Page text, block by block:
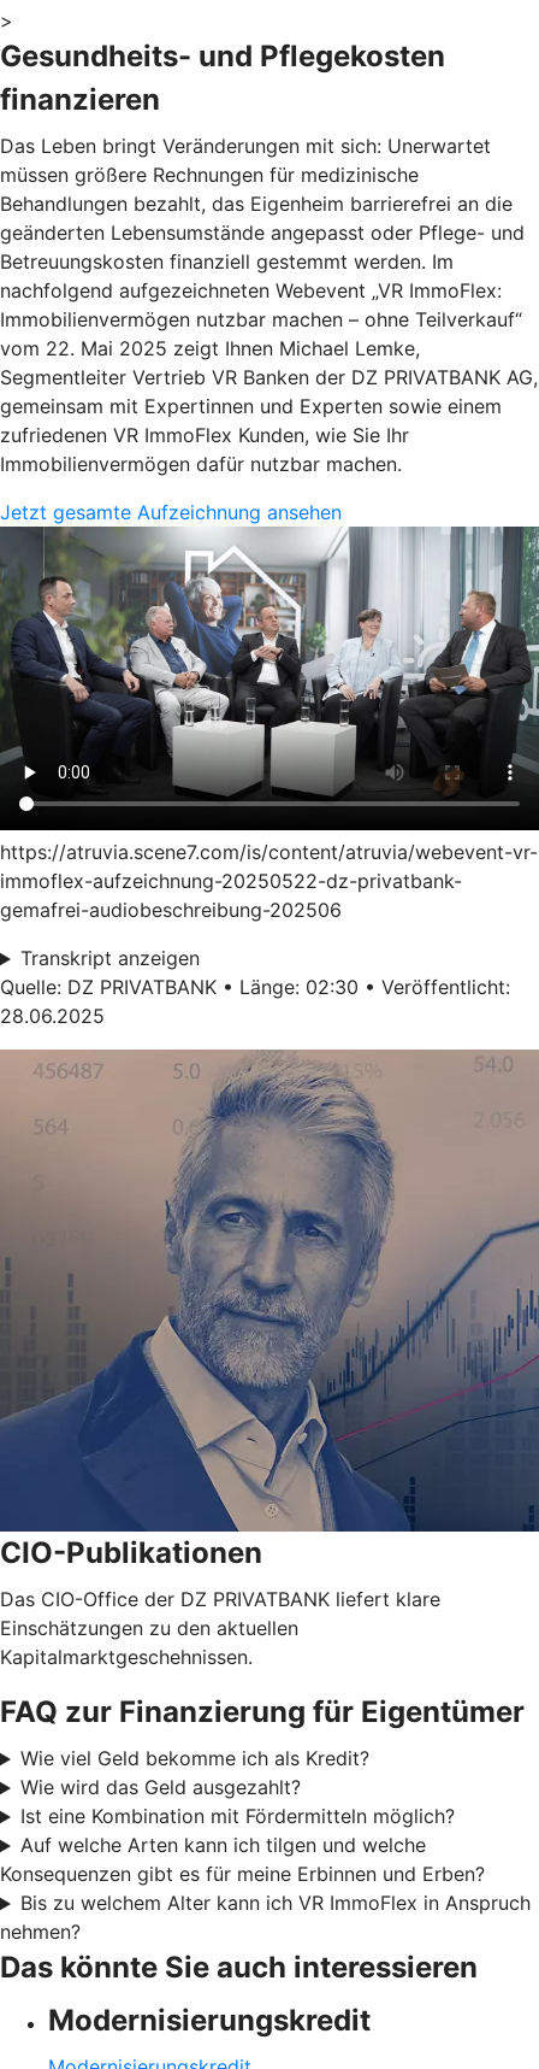
>
Gesundheits- und Pflegekosten
finanzieren
Das Leben bringt Veränderungen mit sich: Unerwartet
müssen größere Rechnungen für medizinische
Behandlungen bezahlt, das Eigenheim barrierefrei an die
geänderten Lebensumstände angepasst oder Pflege- und
Betreuungskosten finanziell gestemmt werden. Im
nachfolgend aufgezeichneten Webevent „VR ImmoFlex:
Immobilienvermögen nutzbar machen – ohne Teilverkauf“
vom 22. Mai 2025 zeigt Ihnen Michael Lemke,
Segmentleiter Vertrieb VR Banken der DZ PRIVATBANK AG,
gemeinsam mit Expertinnen und Experten sowie einem
zufriedenen VR ImmoFlex Kunden, wie Sie Ihr
Immobilienvermögen dafür nutzbar machen.
Jetzt gesamte Aufzeichnung ansehen
https://atruvia.scene7.com/is/content/atruvia/webevent-vr-
immoflex-aufzeichnung-20250522-dz-privatbank-
gemafrei-audiobeschreibung-202506
Transkript anzeigen
Quelle: DZ PRIVATBANK • Länge: 02:30 • Veröffentlicht:
28.06.2025
CIO-Publikationen
Das CIO-Office der DZ PRIVATBANK liefert klare
Einschätzungen zu den aktuellen
Kapitalmarktgeschehnissen.
FAQ zur Finanzierung für Eigentümer
Wie viel Geld bekomme ich als Kredit?
Wie wird das Geld ausgezahlt?
Ist eine Kombination mit Fördermitteln möglich?
Auf welche Arten kann ich tilgen und welche
Konsequenzen gibt es für meine Erbinnen und Erben?
Bis zu welchem Alter kann ich VR ImmoFlex in Anspruch
nehmen?
Das könnte Sie auch interessieren
Modernisierungskredit